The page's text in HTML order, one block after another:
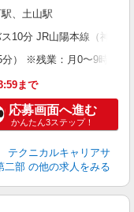
、土山駅
10分 JR山陽本線（神戸
） ※残業：月0〜9時間
まで
応募画面へ進む
かんたん3ステップ！
テクニカルキャリアサ
二部 の他の求人をみる